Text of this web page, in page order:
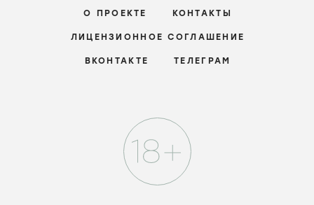
О ПРОЕКТЕ КОНТАКТЫ
ЛИЦЕНЗИОННОЕ СОГЛАШЕНИЕ
ВКОНТАКТЕ ТЕЛЕГРАМ